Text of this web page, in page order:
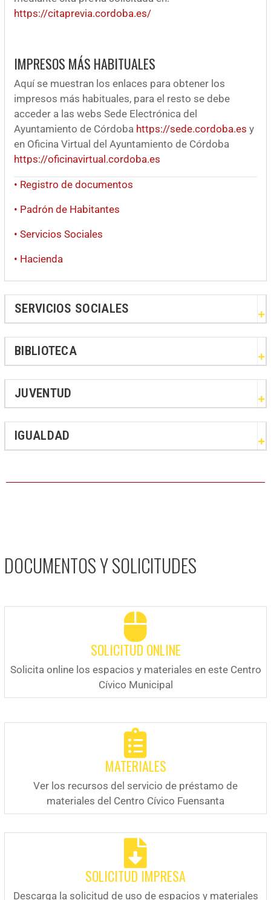
https://citaprevia.cordoba.es/
IMPRESOS MÁS HABITUALES
Aquí se muestran los enlaces para obtener los
impresos más habituales, para el resto se debe
acceder a las webs Sede Electrónica del
Ayuntamiento de Córdoba https://sede.cordoba.es y
en Oficina Virtual del Ayuntamiento de Córdoba
https://oficinavirtual.cordoba.es
• Registro de documentos
• Padrón de Habitantes
• Servicios Sociales
• Hacienda
SERVICIOS SOCIALES
BIBLIOTECA
JUVENTUD
IGUALDAD
DOCUMENTOS Y SOLICITUDES
SOLICITUD ONLINE
Solicita online los espacios y materiales en este Centro
Cívico Municipal
MATERIALES
Ver los recursos del servicio de préstamo de
materiales del Centro Cívico Fuensanta
SOLICITUD IMPRESA
Descarga la solicitud de uso de espacios y materiales